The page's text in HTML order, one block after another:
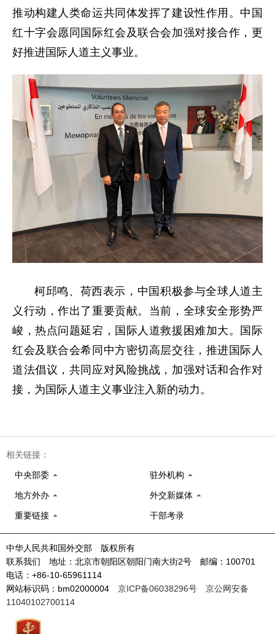
推动构建人类命运共同体发挥了建设性作用。中国
红十字会愿同国际红会及联合会加强对接合作，更
好推进国际人道主义事业。
柯邱鸣、荷西表示，中国积极参与全球人道主
义行动，作出了重要贡献。当前，全球安全形势严
峻，热点问题延宕，国际人道救援困难加大。国际
红会及联合会希同中方密切高层交往，推进国际人
道法倡议，共同应对风险挑战，加强对话和合作对
接，为国际人道主义事业注入新的动力。
相关链接：
中央部委 驻外机构
地方外办 外交新媒体
重要链接 干部考录
中华人民共和国外交部 版权所有
联系我们 地址：北京市朝阳区朝阳门南大街2号 邮编：100701
电话：+86-10-65961114
网站标识码：bm02000004 京ICP备06038296号
京公网安备
11040102700114